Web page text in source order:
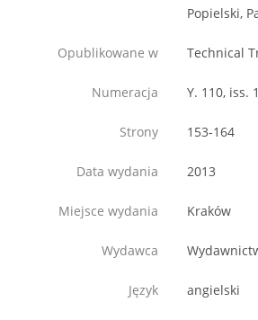
Popielski,
Opublikowane w Technical
Numeracja Y. 110, iss.
Strony 153-164
Data wydania 2013
Miejsce wydania Kraków
Wydawca
Język angielski